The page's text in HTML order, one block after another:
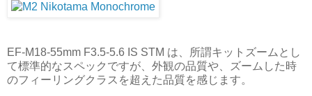
EF-M18-55mm F3.5-5.6 IS STM は、所謂キットズームとし
て標準的なスペックですが、外観の品質や、ズームした時
のフィーリングクラスを超えた品質を感じます。